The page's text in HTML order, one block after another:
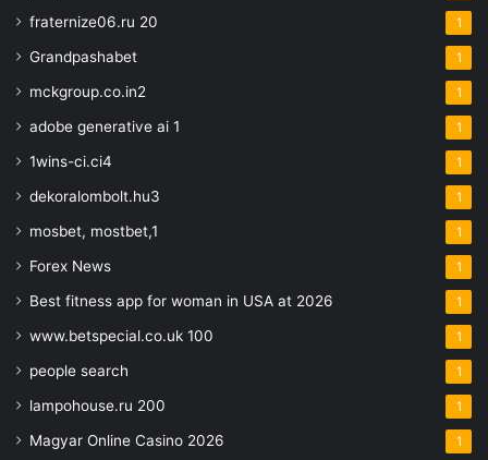
fraternize06.ru 20 1
Grandpashabet 1
mckgroup.co.in2 1
adobe generative ai 1 1
1wins-ci.ci4 1
dekoralombolt.hu3 1
mosbet, mostbet,1 1
Forex News 1
Best fitness app for woman in USA at 2026 1
www.betspecial.co.uk 100 1
people search 1
lampohouse.ru 200 1
Magyar Online Casino 2026 1